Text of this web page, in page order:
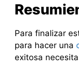
Para finalizar
para hacer una
exitosa